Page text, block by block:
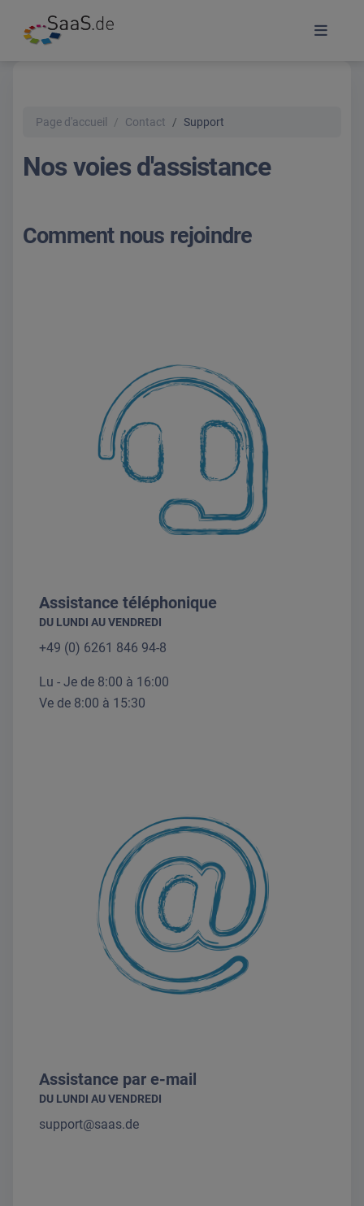
Page d'accueil Contact Support
Nos voies d'assistance
Comment nous rejoindre
Assistance téléphonique
DU LUNDI AU VENDREDI
+49 (0) 6261 846 94-8
Lu - Je de 8:00 à 16:00
Ve de 8:00 à 15:30
Assistance par e-mail
DU LUNDI AU VENDREDI
support@saas.de